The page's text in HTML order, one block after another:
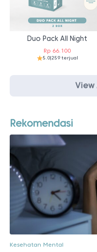
Duo Pack All Night
Rp 66.100
5.0|259 terjual
View
Rekomendasi
Kesehatan Mental